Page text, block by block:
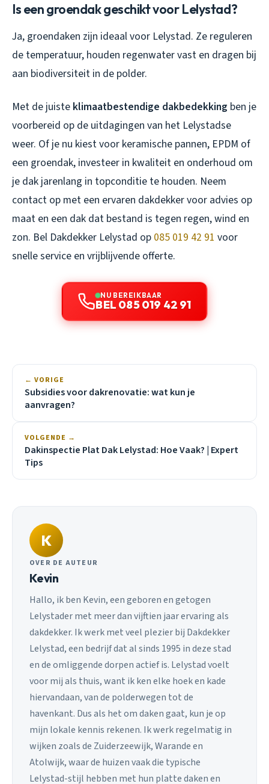
Is een groendak geschikt voor Lelystad?
Ja, groendaken zijn ideaal voor Lelystad. Ze reguleren
de temperatuur, houden regenwater vast en dragen bij
aan biodiversiteit in de polder.
Met de juiste klimaatbestendige dakbedekking ben je
voorbereid op de uitdagingen van het Lelystadse
weer. Of je nu kiest voor keramische pannen, EPDM of
een groendak, investeer in kwaliteit en onderhoud om
je dak jarenlang in topconditie te houden. Neem
contact op met een ervaren dakdekker voor advies op
maat en een dak dat bestand is tegen regen, wind en
zon. Bel Dakdekker Lelystad op 085 019 42 91 voor
snelle service en vrijblijvende offerte.
NU BEREIKBAAR
BEL 085 019 42 91
← VORIGE
Subsidies voor dakrenovatie: wat kun je
aanvragen?
VOLGENDE →
Dakinspectie Plat Dak Lelystad: Hoe Vaak? | Expert
Tips
K
OVER DE AUTEUR
Kevin
Hallo, ik ben Kevin, een geboren en getogen
Lelystader met meer dan vijftien jaar ervaring als
dakdekker. Ik werk met veel plezier bij Dakdekker
Lelystad, een bedrijf dat al sinds 1995 in deze stad
en de omliggende dorpen actief is. Lelystad voelt
voor mij als thuis, want ik ken elke hoek en kade
hiervandaan, van de polderwegen tot de
havenkant. Dus als het om daken gaat, kun je op
mijn lokale kennis rekenen. Ik werk regelmatig in
wijken zoals de Zuiderzeewijk, Warande en
Atolwijk, waar de huizen vaak die typische
Lelystad-stijl hebben met hun platte daken en